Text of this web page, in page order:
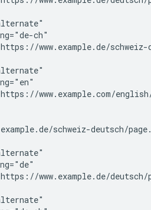
ch"
www.example.de/
www.example.com/
schweiz-deutsch/
www.example.de/